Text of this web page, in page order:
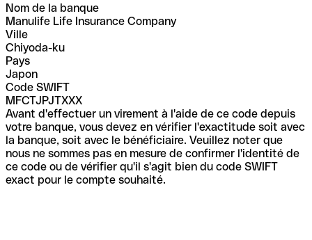
Nom de la banque
Manulife Life Insurance Company
Ville
Chiyoda-ku
Pays
Japon
Code SWIFT
MFCTJPJTXXX
Avant d'effectuer un virement à l'aide de ce code depuis
votre banque, vous devez en vérifier l'exactitude soit avec
la banque, soit avec le bénéficiaire. Veuillez noter que
nous ne sommes pas en mesure de confirmer l'identité de
ce code ou de vérifier qu'il s'agit bien du code SWIFT
exact pour le compte souhaité.